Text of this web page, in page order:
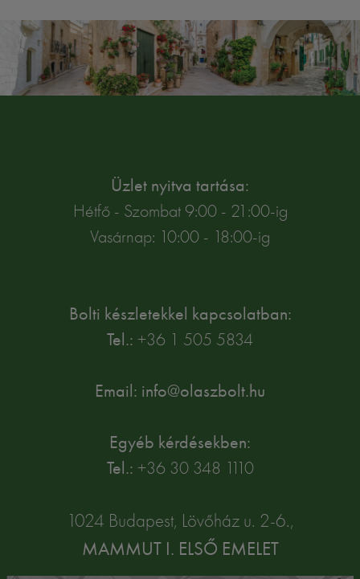
Üzlet nyitva tartása:
Hétfő - Szombat 9:00 - 21:00-ig
Vasárnap: 10:00 - 18:00-ig
Bolti készletekkel kapcsolatban:
Tel.: +36 1 505 5834
Email: info@olaszbolt.hu
Egyéb kérdésekben:
Tel.: +36 30 348 1110
1024 Budapest, Lövőház u. 2-6.,
MAMMUT I. ELSŐ EMELET